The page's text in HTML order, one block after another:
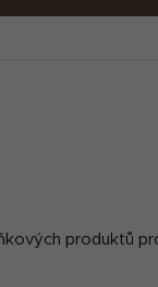
produktů